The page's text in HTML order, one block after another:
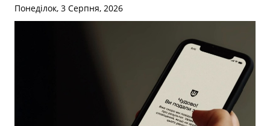
Понеділок, 3 Серпня, 2026